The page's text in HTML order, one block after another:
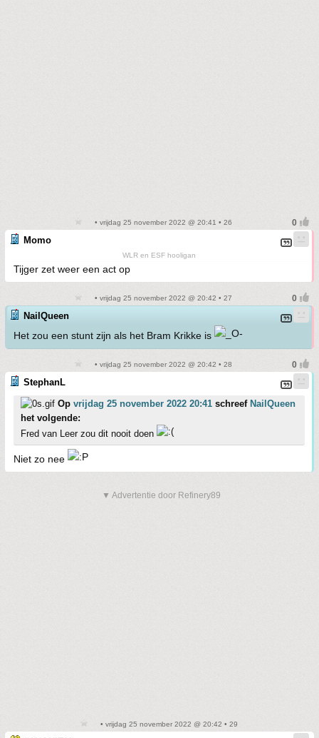
• vrijdag 25 november 2022 @ 20:41 • 26
Momo
WLR en ESF hooligan
Tijger zet weer een act op
• vrijdag 25 november 2022 @ 20:42 • 27
NailQueen
Het zou een stunt zijn als het Bram Krikke is
• vrijdag 25 november 2022 @ 20:42 • 28
StephanL
Op vrijdag 25 november 2022 20:41 schreef NailQueen
het volgende:
Fred van Leer zou dit nooit doen
Niet zo nee
▼ Advertentie door Refinery89
• vrijdag 25 november 2022 @ 20:42 • 29